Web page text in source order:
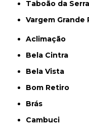
Taboão da Serra
Vargem
Aclimação
Bela Cintra
Bela Vista
Bom Retiro
Brás
Cambuci